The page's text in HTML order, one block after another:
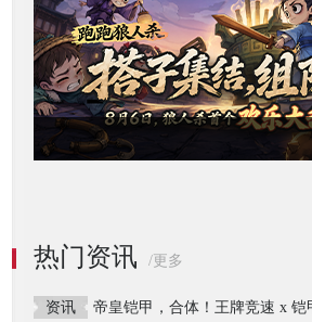
热门资讯 /更多
资讯 帝皇铠甲，合体！王牌竞速 x 铠